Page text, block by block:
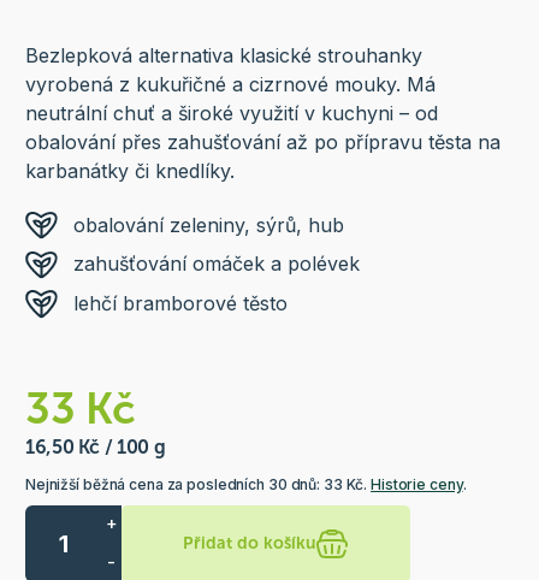
Bezlepková alternativa klasické strouhanky
vyrobená z kukuřičné a cizrnové mouky. Má
neutrální chuť a široké využití v kuchyni – od
obalování přes zahušťování až po přípravu těsta na
karbanátky či knedlíky.
obalování zeleniny, sýrů, hub
zahušťování omáček a polévek
lehčí bramborové těsto
33 Kč
16,50 Kč / 100 g
Nejnižší běžná cena za posledních 30 dnů: 33 Kč.Historie ceny.
+
-
Přidat do košíku